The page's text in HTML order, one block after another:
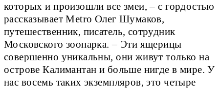
которых и произошли все змеи, – с гордостью
рассказывает Metro Олег Шумаков,
путешественник, писатель, сотрудник
Московского зоопарка. – Эти ящерицы
совершенно уникальны, они живут только на
острове Калимантан и больше нигде в мире. У
нас восемь таких экземпляров, это четыре